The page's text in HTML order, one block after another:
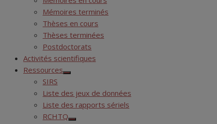
Mémoires terminés
Thèses en cours
Thèses terminées
Postdoctorats
Activités scientifiques
Ressources
Show
menu
SIRS
Liste des jeux de données
Liste des rapports sériels
RCHTQ
Show